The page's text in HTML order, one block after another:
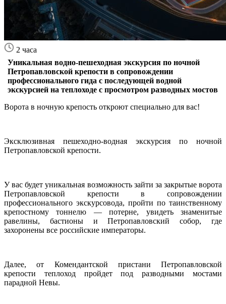
2 часа
Уникальная водно-пешеходная экскурсия по ночной
Петропавловской крепости в сопровождении
профессионального гида с последующей водной
экскурсией на теплоходе с просмотром разводных мостов
Ворота в ночную крепость откроют специально для вас!
Эксклюзивная пешеходно-водная экскурсия по ночной
Петропавловской крепости.
У вас будет уникальная возможность зайти за закрытые ворота
Петропавловской крепости в сопровождении
профессионального экскурсовода, пройти по таинственному
крепостному тоннелю — потерне, увидеть знаменитые
равелины, бастионы и Петропавловский собор, где
захоронены все российские императоры.
Далее, от Комендантской пристани Петропавловской
крепости теплоход пройдет под разводными мостами
парадной Невы.